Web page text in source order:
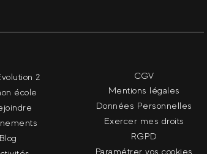
2
école
CGV
Mentions légales
Données Personnelles
Exercer mes droits
RGPD
Paramétrer vos cookies